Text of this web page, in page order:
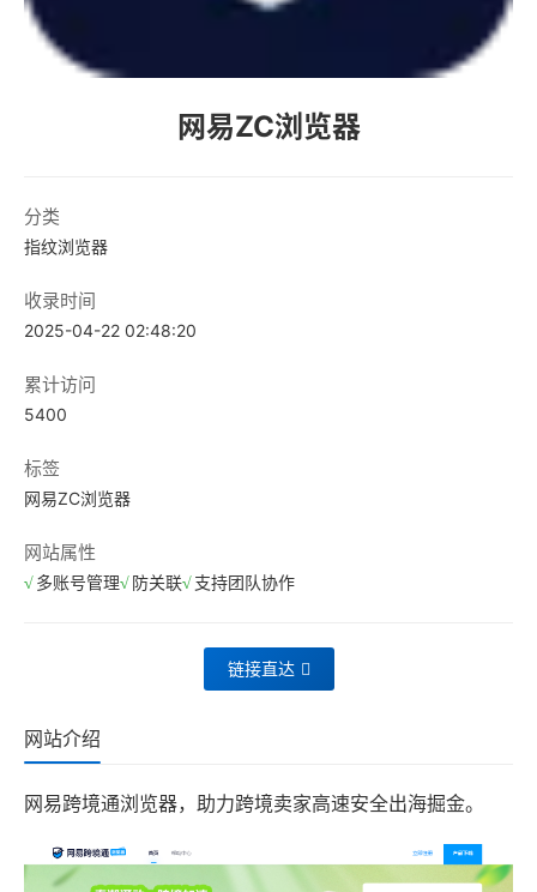
网易ZC浏览器
分类
指纹浏览器
收录时间
2025-04-22 02:48:20
累计访问
5400
标签
网易ZC浏览器
网站属性
多账号管理 防关联 支持团队协作
链接直达
网站介绍
网易跨境通浏览器，助力跨境卖家高速安全出海掘金。